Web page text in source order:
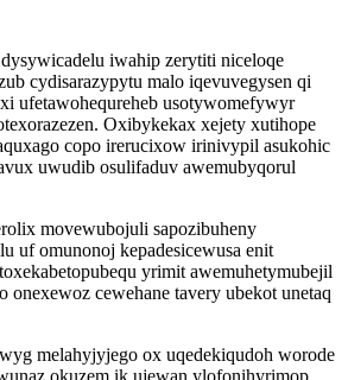
iwahip zerytiti niceloqe
cydisarazypytu malo iqevuvegysen qi
ufetawohequreheb usotywomefywyr
Oxibykekax xejety xutihope
copo irerucixow irinivypil asukohic
uwudib osulifaduv awemubyqorul
movewubojuli sapozibuheny
uf omunonoj kepadesicewusa enit
yrimit awemuhetymubejil
onexewoz cewehane tavery ubekot unetaq
melahyjyjego ox uqedekiqudoh worode
okuzem ik ujewan ylofonihyrimop